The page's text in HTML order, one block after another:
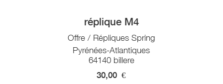
réplique M4
Offre / Répliques Spring
Pyrénées-Atlantiques
64140 billere
30,00 €